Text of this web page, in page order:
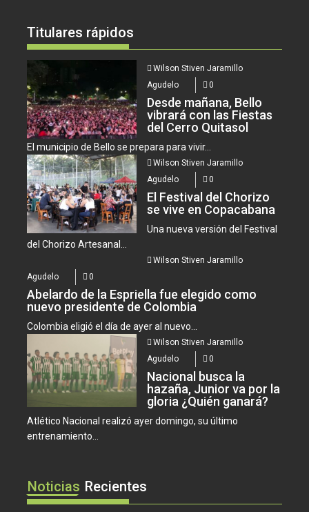
Titulares rápidos
Wilson Stiven Jaramillo
Agudelo
0
Desde mañana, Bello
vibrará con las Fiestas
del Cerro Quitasol
El municipio de Bello se prepara para vivir...
Wilson Stiven Jaramillo
Agudelo
0
El Festival del Chorizo
se vive en Copacabana
Una nueva versión del Festival
del Chorizo Artesanal...
Wilson Stiven Jaramillo
Agudelo
0
Abelardo de la Espriella fue elegido como
nuevo presidente de Colombia
Colombia eligió el día de ayer al nuevo...
Wilson Stiven Jaramillo
Agudelo
0
Nacional busca la
hazaña, Junior va por la
gloria ¿Quién ganará?
Atlético Nacional realizó ayer domingo, su último
entrenamiento...
Noticias Recientes